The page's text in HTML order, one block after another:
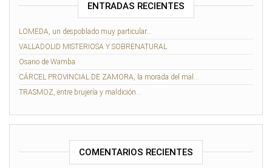
ENTRADAS RECIENTES
LOMEDA, un despoblado muy particular…
VALLADOLID MISTERIOSA Y SOBRENATURAL
Osario de Wamba
CÁRCEL PROVINCIAL DE ZAMORA, la morada del mal…
TRASMOZ, entre brujería y maldición…
COMENTARIOS RECIENTES